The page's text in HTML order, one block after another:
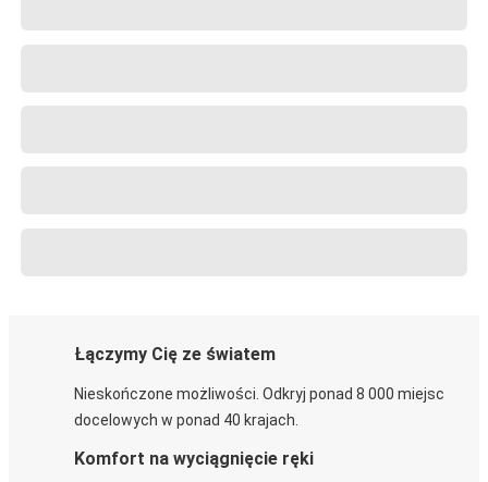
Łączymy Cię ze światem
Nieskończone możliwości. Odkryj ponad 8 000 miejsc
docelowych w ponad 40 krajach.
Komfort na wyciągnięcie ręki